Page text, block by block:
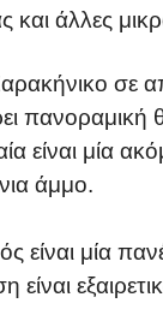
και άλλες
σε
πανοραμική
είναι μία
άμμο.
είναι μία
είναι